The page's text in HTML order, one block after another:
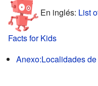
En inglés: List
Facts for Kids
Anexo:Localidades